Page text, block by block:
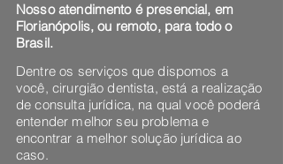
Nosso atendimento é presencial, em
Florianópolis, ou remoto, para todo o
Brasil.
Dentre os serviços que dispomos a
você, cirurgião dentista, está a realização
de consulta jurídica, na qual você poderá
entender melhor seu problema e
encontrar a melhor solução jurídica ao
caso.